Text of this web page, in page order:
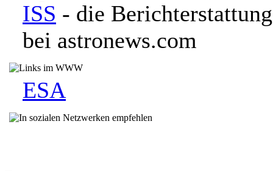
ISS - die
bei astronews.com
ESA